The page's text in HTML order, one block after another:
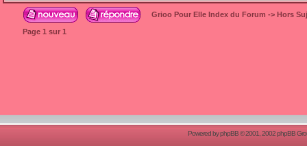
Grioo Pour Elle Index du Forum -> Hors
Page 1 sur 1
Powered byphpBB© 2001, 2002 phpBB